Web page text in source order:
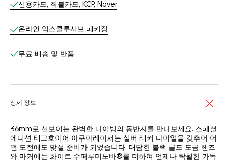
신용카드, 직불카드, KCP, Naver
온라인 익스클루시브 패키징​
무료 배송 및 반품​
상세 정보
36mm로 선보이는 완벽한 다이빙의 동반자를 만나보세요. 스페셜
에디션 태그호이어 아쿠아레이서는 실버 래커 다이얼을 갖추어 어
떤 도전에도 맞설 준비가 되었습니다. 대담한 블랙 골드 도금 핸즈
와 마커에는 화이트 수퍼루미노바®를 더하여 언제나 탁월한 가독